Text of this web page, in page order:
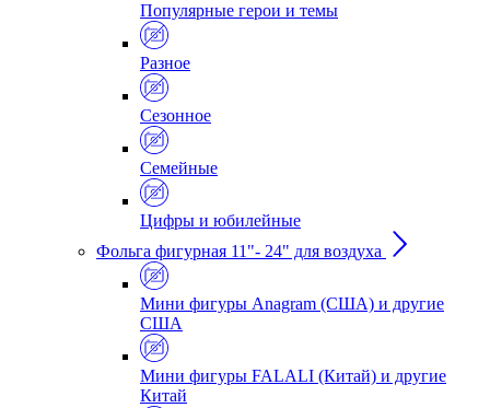
Популярные герои и темы
Разное
Сезонное
Семейные
Цифры и юбилейные
Фольга фигурная 11"- 24" для воздуха
Мини фигуры Anagram (США) и другие
США
Мини фигуры FALALI (Китай) и другие
Китай